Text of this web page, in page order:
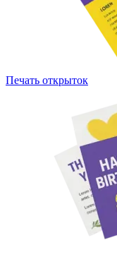
Печать открыток